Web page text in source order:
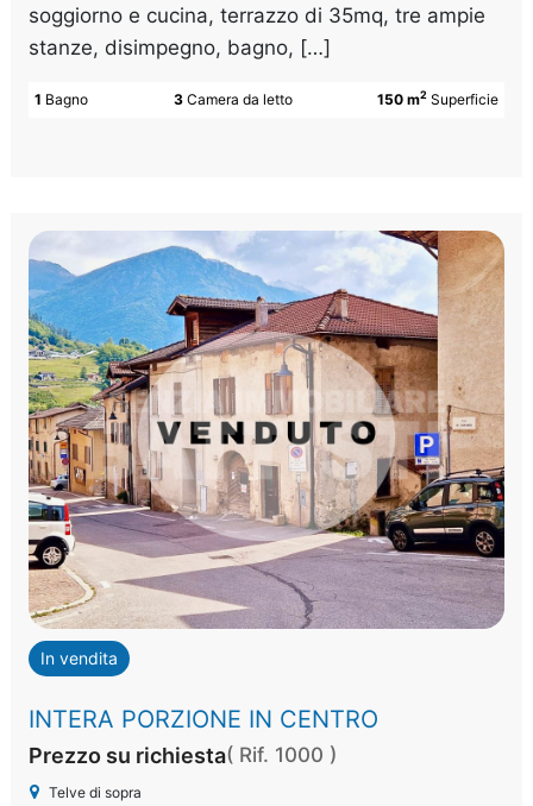
soggiorno e cucina, terrazzo di 35mq, tre ampie
stanze, disimpegno, bagno, […]
150 m2 Superficie
3 Camera da letto
1 Bagno
In vendita
INTERA PORZIONE IN CENTRO
Prezzo su richiesta( Rif. 1000 )
Telve di sopra